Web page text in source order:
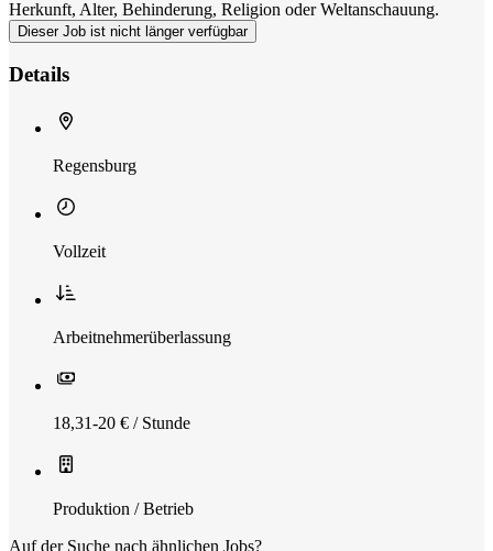
Herkunft, Alter, Behinderung, Religion oder Weltanschauung.
Dieser Job ist nicht länger verfügbar
Details
Regensburg
Vollzeit
Arbeitnehmerüberlassung
18,31-20 € / Stunde
Produktion / Betrieb
Auf der Suche nach ähnlichen Jobs?